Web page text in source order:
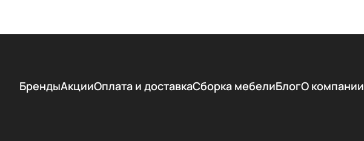
БрендыАкцииОплата и доставкаСборка мебелиБлогО компании